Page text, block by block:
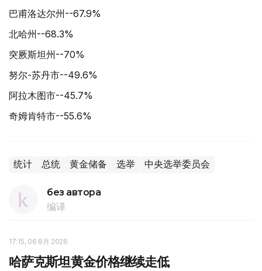
巴甫洛达尔州--67.9%
北哈州--68.3%
突厥斯坦州--70%
努尔-苏丹市--49.6%
阿拉木图市--45.7%
奇姆肯特市--55.6%
统计 总统 黄金储备 选举 中央选举委员会
без автора
编译
17:15, 06 8月 2026
哈萨克斯坦黄金价格继续走低